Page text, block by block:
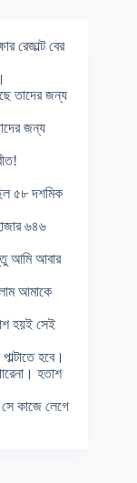
রেজাল্ট বের
তাদের জন্য
জন্য
৫৮ দশমিক
৬৪৬
আমি আবার
আমাকে
হয়ই সেই
হবে।
হতাশ
কাজে লেগে